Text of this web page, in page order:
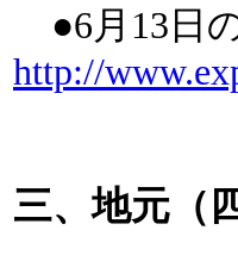
●6月
http://
三、地元（